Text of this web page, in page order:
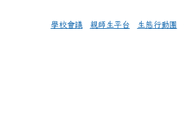
學校會議 親師生平台 生態行動團